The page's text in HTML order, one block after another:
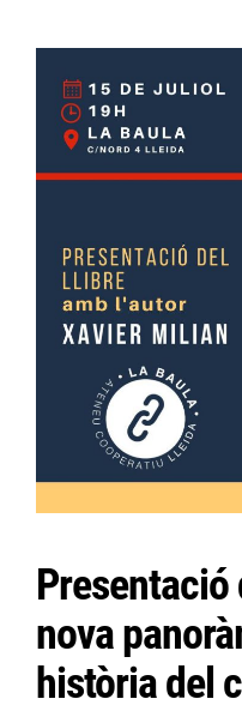
Presentació
nova
història del